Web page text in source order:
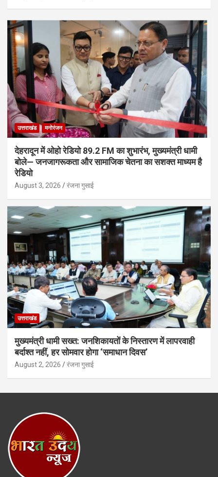
उत्तराखंड मनोरंजन
देहरादून में ओहो रेडियो 89.2 FM का शुभारंभ, मुख्यमंत्री धामी
बोले— जनजागरूकता और सामाजिक चेतना का सशक्त माध्यम है
रेडियो
August 3, 2026 रंजना गुसाई
उत्तराखंड
मुख्यमंत्री धामी सख्त: जनशिकायतों के निस्तारण में लापरवाही
बर्दाश्त नहीं, हर सोमवार होगा ‘समाधान दिवस’
August 2, 2026 रंजना गुसाई